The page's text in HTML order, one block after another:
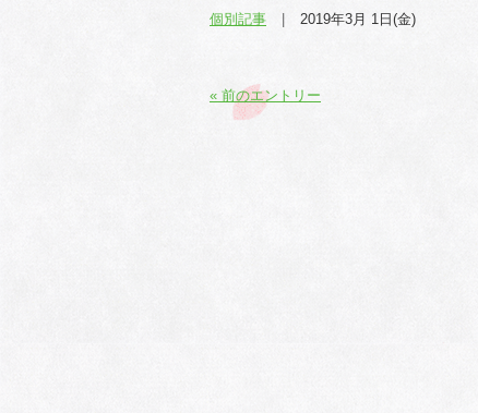
個別記事 2019年3月 1日(金)
« 前のエントリー